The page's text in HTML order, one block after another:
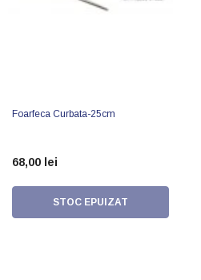
Foarfeca Curbata-25cm
68,00 lei
STOC EPUIZAT